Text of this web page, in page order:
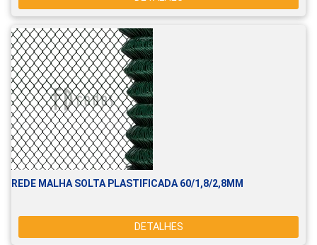
REDE MALHA SOLTA PLASTIFICADA 60/1,8/2,8MM
DETALHES